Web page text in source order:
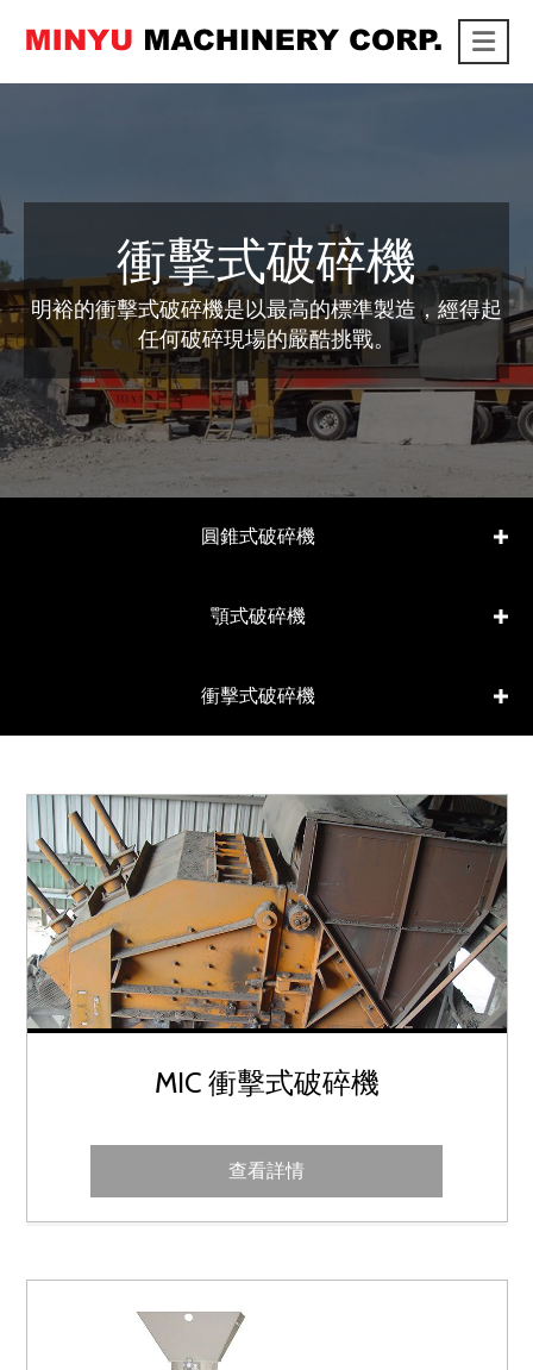
link
衝擊式破碎機
明裕的衝擊式破碎機是以最高的標準製造，經得起
任何破碎現場的嚴酷挑戰。
圓錐式破碎機
顎式破碎機
衝擊式破碎機
MIC 衝擊式破碎機
查看詳情